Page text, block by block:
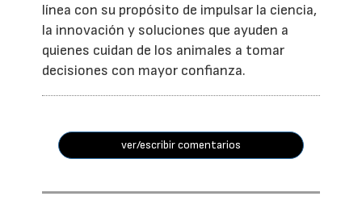
línea con su propósito de impulsar la ciencia,
la innovación y soluciones que ayuden a
quienes cuidan de los animales a tomar
decisiones con mayor confianza.
ver/escribir comentarios